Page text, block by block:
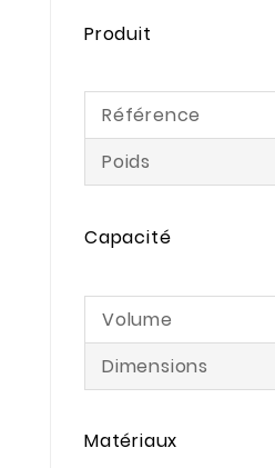
Produit
Référence
Poids
Capacité
Volume
Dimensions
Matériaux